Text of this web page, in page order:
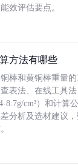
效评估要点。
方法有哪些
棒和黄铜棒重量
查表法、在线工具
8.7g/cm³）和计算
分析及选材建议